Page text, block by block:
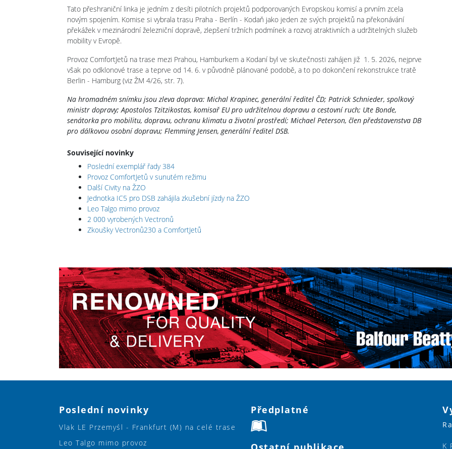
Tato přeshraniční linka je jedním z desíti pilotních projektů podporovaných Evropskou komisí a prvním zcela
novým spojením. Komise si vybrala trasu Praha - Berlín - Kodaň jako jeden ze svých projektů na překonávání
překážek v mezinárodní železniční dopravě, zlepšení tržních podmínek a rozvoj atraktivních a udržitelných služeb
mobility v Evropě.
Provoz ComfortJetů na trase mezi Prahou, Hamburkem a Kodaní byl ve skutečnosti zahájen již 1. 5. 2026, nejprve
však po odklonové trase a teprve od 14. 6. v původně plánované podobě, a to po dokončení rekonstrukce tratě
Berlin - Hamburg (viz ŽM 4/26, str. 7).
Na hromadném snímku jsou zleva doprava: Michal Krapinec, generální ředitel ČD; Patrick Schnieder, spolkový
ministr dopravy; Apostolos Tzitzikostas, komisař EU pro udržitelnou dopravu a cestovní ruch; Ute Bonde,
senátorka pro mobilitu, dopravu, ochranu klimatu a životní prostředí; Michael Peterson, člen představenstva DB
pro dálkovou osobní dopravu; Flemming Jensen, generální ředitel DSB.
Související novinky
Poslední exemplář řady 384
Provoz ComfortJetů v sunutém režimu
Další Civity na ŽZO
Jednotka IC5 pro DSB zahájila zkušební jízdy na ŽZO
Leo Talgo mimo provoz
2 000 vyrobených Vectronů
Zkoušky Vectronů230 a ComfortJetů
Poslední novinky
Vlak LE Przemyśl - Frankfurt (M) na celé trase
Leo Talgo mimo provoz
Předplatné
K